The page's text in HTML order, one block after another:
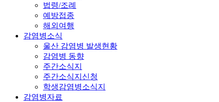
법령/조례
예방접종
해외여행
감염병소식
울산 감염병 발생현황
감염병 동향
주간소식지
주간소식지신청
학생감염병소식지
감염병자료